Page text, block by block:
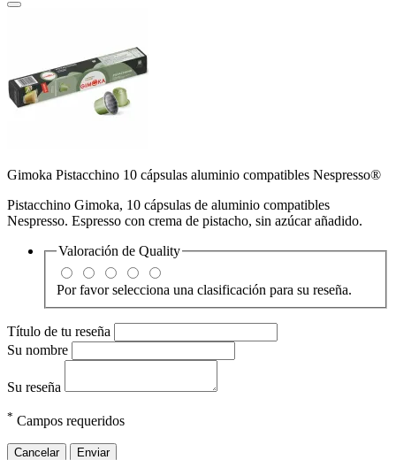
Gimoka Pistacchino 10 cápsulas aluminio compatibles Nespresso®
Pistacchino Gimoka, 10 cápsulas de aluminio compatibles
Nespresso. Espresso con crema de pistacho, sin azúcar añadido.
Valoración de Quality
Por favor selecciona una clasificación para su reseña.
Título de tu reseña
Su nombre
Su reseña
* Campos requeridos
Cancelar Enviar